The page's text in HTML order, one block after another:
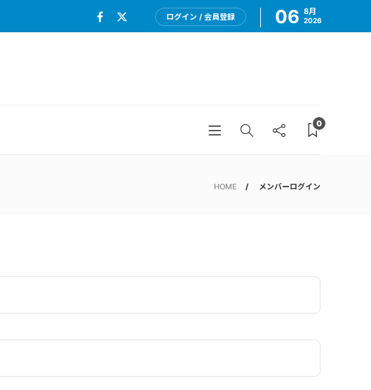
ログイン / 会員登録 06 8月
2026
0
HOME メンバーログイン